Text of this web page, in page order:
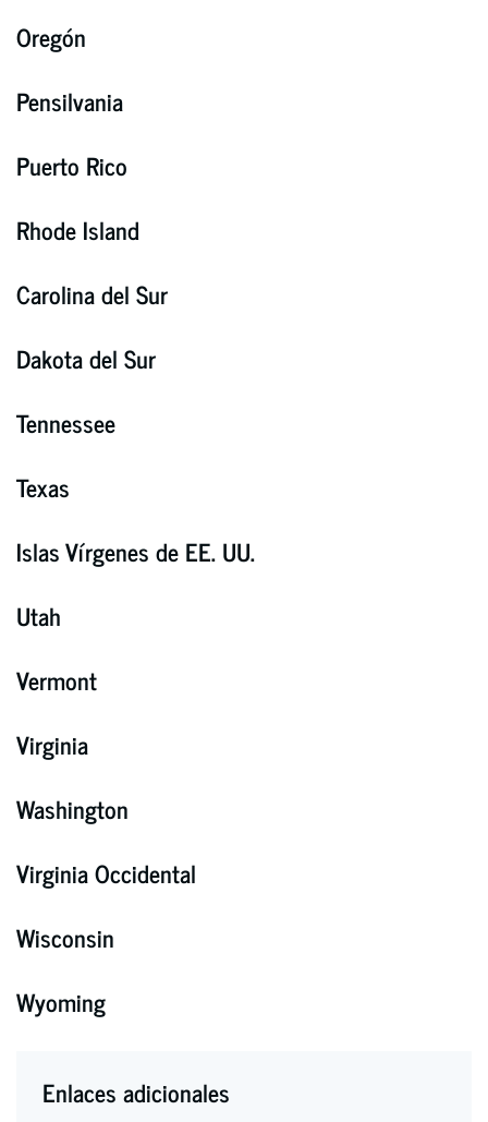
Oregón
Pensilvania
Puerto Rico
Rhode Island
Carolina del Sur
Dakota del Sur
Tennessee
Texas
Islas Vírgenes de EE. UU.
Utah
Vermont
Virginia
Washington
Virginia Occidental
Wisconsin
Wyoming
Enlaces adicionales